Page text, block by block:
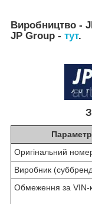
Виробництво -
JP Group - тут.
Параметр
Оригінальний
Виробник
Обмеження за VIN-